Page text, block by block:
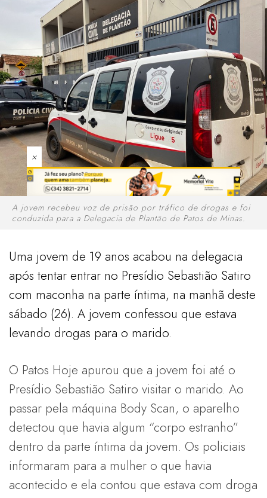
×
A jovem recebeu voz de prisão por tráfico de drogas e foi
conduzida para a Delegacia de Plantão de Patos de Minas.
Uma jovem de 19 anos acabou na delegacia
após tentar entrar no Presídio Sebastião Satiro
com maconha na parte íntima, na manhã deste
sábado (26). A jovem confessou que estava
levando drogas para o marido.
O Patos Hoje apurou que a jovem foi até o
Presídio Sebastião Satiro visitar o marido. Ao
passar pela máquina Body Scan, o aparelho
detectou que havia algum “corpo estranho”
dentro da parte íntima da jovem. Os policiais
informaram para a mulher o que havia
acontecido e ela contou que estava com droga